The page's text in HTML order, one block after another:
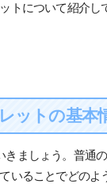
トについて紹介し
ットの基本
きましょう。普通
いることでどのよ